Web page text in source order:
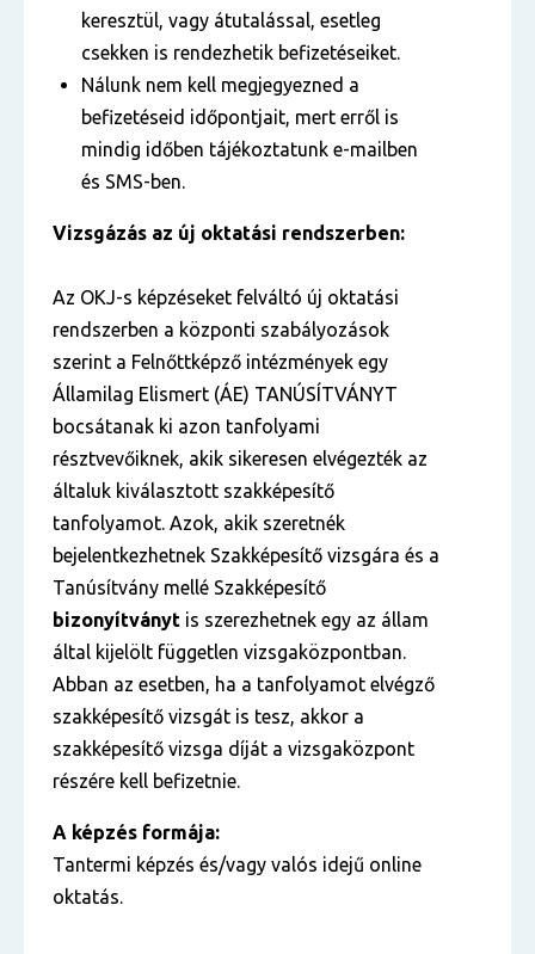
keresztül, vagy átutalással, esetleg
csekken is rendezhetik befizetéseiket.
Nálunk nem kell megjegyezned a
befizetéseid időpontjait, mert erről is
mindig időben tájékoztatunk e-mailben
és SMS-ben.
Vizsgázás az új oktatási rendszerben:
Az OKJ-s képzéseket felváltó új oktatási
rendszerben a központi szabályozások
szerint a Felnőttképző intézmények egy
Államilag Elismert (ÁE) TANÚSÍTVÁNYT
bocsátanak ki azon tanfolyami
résztvevőiknek, akik sikeresen elvégezték az
általuk kiválasztott szakképesítő
tanfolyamot. Azok, akik szeretnék
bejelentkezhetnek Szakképesítő vizsgára és a
Tanúsítvány mellé Szakképesítő
bizonyítványt is szerezhetnek egy az állam
által kijelölt független vizsgaközpontban.
Abban az esetben, ha a tanfolyamot elvégző
szakképesítő vizsgát is tesz, akkor a
szakképesítő vizsga díját a vizsgaközpont
részére kell befizetnie.
A képzés formája:
Tantermi képzés és/vagy valós idejű online
oktatás.